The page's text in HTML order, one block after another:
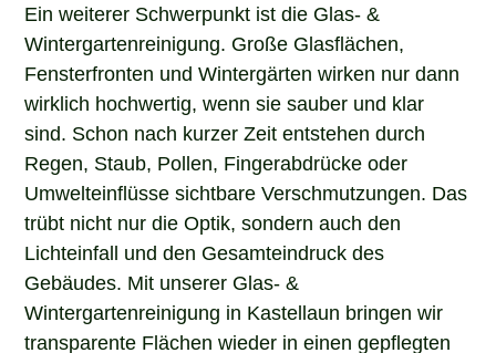
Ein weiterer Schwerpunkt ist die Glas- &
Wintergartenreinigung. Große Glasflächen,
Fensterfronten und Wintergärten wirken nur dann
wirklich hochwertig, wenn sie sauber und klar
sind. Schon nach kurzer Zeit entstehen durch
Regen, Staub, Pollen, Fingerabdrücke oder
Umwelteinflüsse sichtbare Verschmutzungen. Das
trübt nicht nur die Optik, sondern auch den
Lichteinfall und den Gesamteindruck des
Gebäudes. Mit unserer Glas- &
Wintergartenreinigung in Kastellaun bringen wir
transparente Flächen wieder in einen gepflegten